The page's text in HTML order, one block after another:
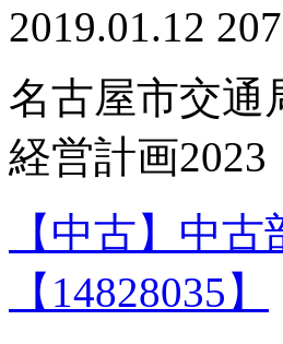
2019.01.12 207
名古屋市交通
経営計画
【中古】中
【14828035】